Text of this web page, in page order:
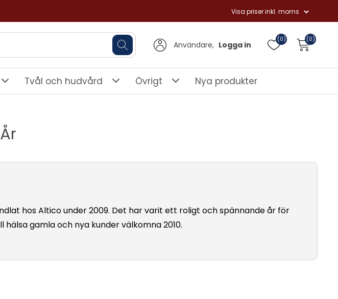
Användare, Logga in
(0) (0)
Tvål och hudvård Övrigt Nya produkter
hos Altico under 2009. Det har varit ett roligt och spännande år för
gamla och nya kunder välkomna 2010.